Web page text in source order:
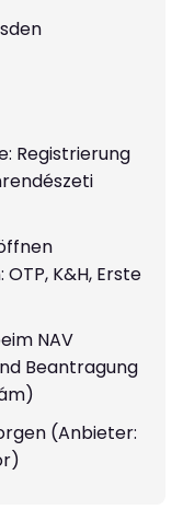
Registrierung
K&H, Erste
NAV
Beantragung
(Anbieter: